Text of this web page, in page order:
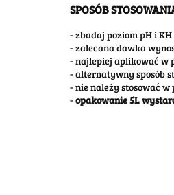
SPOSÓB
- zbadaj poziom pH i
- zalecana dawka
- najlepiej aplikować w
- alternatywny sposób
- nie należy stosować
- opakowanie 5L